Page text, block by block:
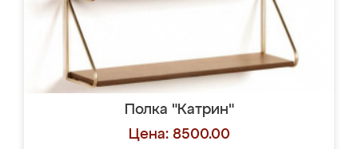
Полка "Катрин"
Цена: 8500.00